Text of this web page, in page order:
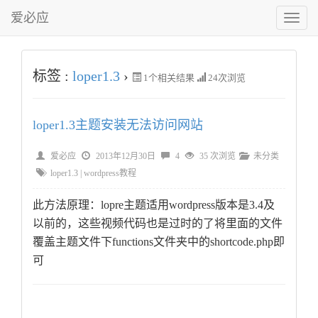
切
换
菜
爱必应
标签 : loper1.3 › 1个相关结果 24次浏览
loper1.3主题安装无法访问网站
爱必应 2013年12月30日 4 35 次浏览
未分类
loper1.3 wordpress教程
此方法原理：lopre主题适用wordpress版本是3.4及
以前的，这些视频代码也是过时的了将里面的文件
覆盖主题文件下functions文件夹中的shortcode.php即
可